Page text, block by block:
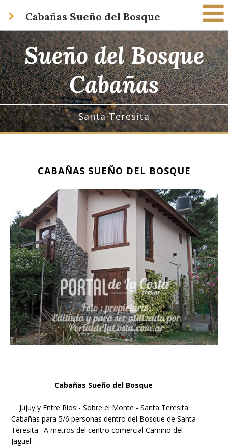
Cabañas Sueño del Bosque
HOME
CABAÑAS
APARTS
HOSTERIAS
POSADAS
Sueño del Bosque
Cabañas
Santa Teresita
CABAÑAS SUEÑO DEL BOSQUE
Cabañas Sueño del Bosque
Jujuy y Entre Rios - Sobre el Monte - Santa Teresita
Cabañas para 5/6 personas dentro del Bosque de Santa
Teresita. A metros del centro comercial Camino del
Jaguel .